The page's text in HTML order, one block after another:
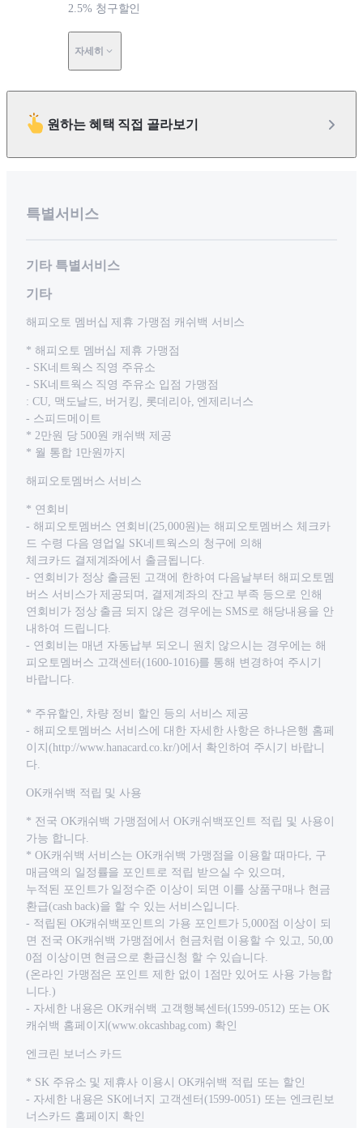
2.5% 청구할인
자세히
원하는 혜택 직접 골라보기
특별서비스
기타 특별서비스
기타
해피오토 멤버십 제휴 가맹점 캐쉬백 서비스
* 해피오토 멤버십 제휴 가맹점
- SK네트웍스 직영 주유소
- SK네트웍스 직영 주유소 입점 가맹점
: CU, 맥도날드, 버거킹, 롯데리아, 엔제리너스
- 스피드메이트
* 2만원 당 500원 캐쉬백 제공
* 월 통합 1만원까지
해피오토멤버스 서비스
* 연회비
- 해피오토멤버스 연회비(25,000원)는 해피오토멤버스 체크카
드 수령 다음 영업일 SK네트웍스의 청구에 의해
체크카드 결제계좌에서 출금됩니다.
- 연회비가 정상 출금된 고객에 한하여 다음날부터 해피오토멤
버스 서비스가 제공되며, 결제계좌의 잔고 부족 등으로 인해
연회비가 정상 출금 되지 않은 경우에는 SMS로 해당내용을 안
내하여 드립니다.
- 연회비는 매년 자동납부 되오니 원치 않으시는 경우에는 해
피오토멤버스 고객센터(1600-1016)를 통해 변경하여 주시기
바랍니다.
* 주유할인, 차량 정비 할인 등의 서비스 제공
- 해피오토멤버스 서비스에 대한 자세한 사항은 하나은행 홈페
이지(http://www.hanacard.co.kr/)에서 확인하여 주시기 바랍니
다.
OK캐쉬백 적립 및 사용
* 전국 OK캐쉬백 가맹점에서 OK캐쉬백포인트 적립 및 사용이
가능 합니다.
* OK캐쉬백 서비스는 OK캐쉬백 가맹점을 이용할 때마다, 구
매금액의 일정률을 포인트로 적립 받으실 수 있으며,
누적된 포인트가 일정수준 이상이 되면 이를 상품구매나 현금
환급(cash back)을 할 수 있는 서비스입니다.
- 적립된 OK캐쉬백포인트의 가용 포인트가 5,000점 이상이 되
면 전국 OK캐쉬백 가맹점에서 현금처럼 이용할 수 있고, 50,00
0점 이상이면 현금으로 환급신청 할 수 있습니다.
(온라인 가맹점은 포인트 제한 없이 1점만 있어도 사용 가능합
니다.)
- 자세한 내용은 OK캐쉬백 고객행복센터(1599-0512) 또는 OK
캐쉬백 홈페이지(www.okcashbag.com) 확인
엔크린 보너스 카드
* SK 주유소 및 제휴사 이용시 OK캐쉬백 적립 또는 할인
- 자세한 내용은 SK에너지 고객센터(1599-0051) 또는 엔크린보
너스카드 홈페이지 확인